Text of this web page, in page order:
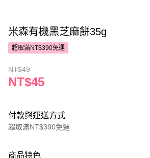
米森有機黑芝麻餅35g
超取滿NT$390免運
NT$49
NT$45
付款與運送方式
超取滿NT$390免運
商品特色